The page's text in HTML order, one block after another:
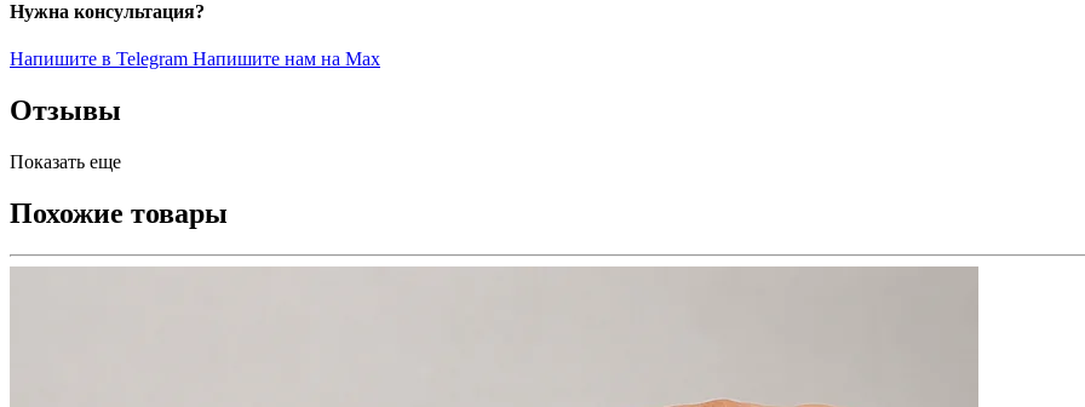
Нужна консультация?
Напишите в Telegram Напишите нам на Max
Отзывы
Показать еще
Похожие товары